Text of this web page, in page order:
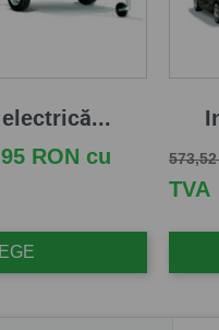
RON cu
Pret
TVA